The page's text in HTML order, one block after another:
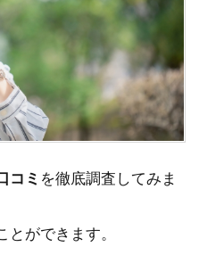
コミ を徹底調査してみま
ができます。